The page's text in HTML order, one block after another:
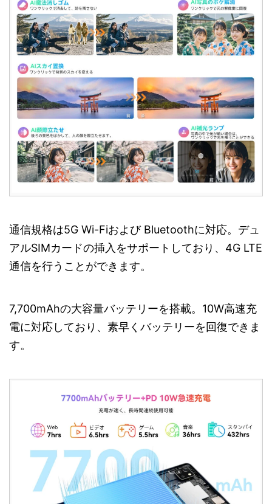
通信規格は5G Wi-Fiおよび Bluetoothに対応。デュ
アルSIMカードの挿入をサポートしており、4G LTE
通信を行うことができます。
7,700mAhの大容量バッテリーを搭載。10W高速充
電に対応しており、素早くバッテリーを回復できま
す。